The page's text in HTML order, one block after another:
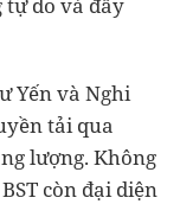
Yến và Nghi
tải qua
lượng. Không
còn đại diện